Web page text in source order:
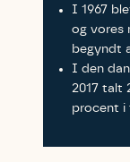
I 1967
og vores
begyndt
I den
2017 talt
procent i
Du
Linie 1
Test
Du
hjem
Du